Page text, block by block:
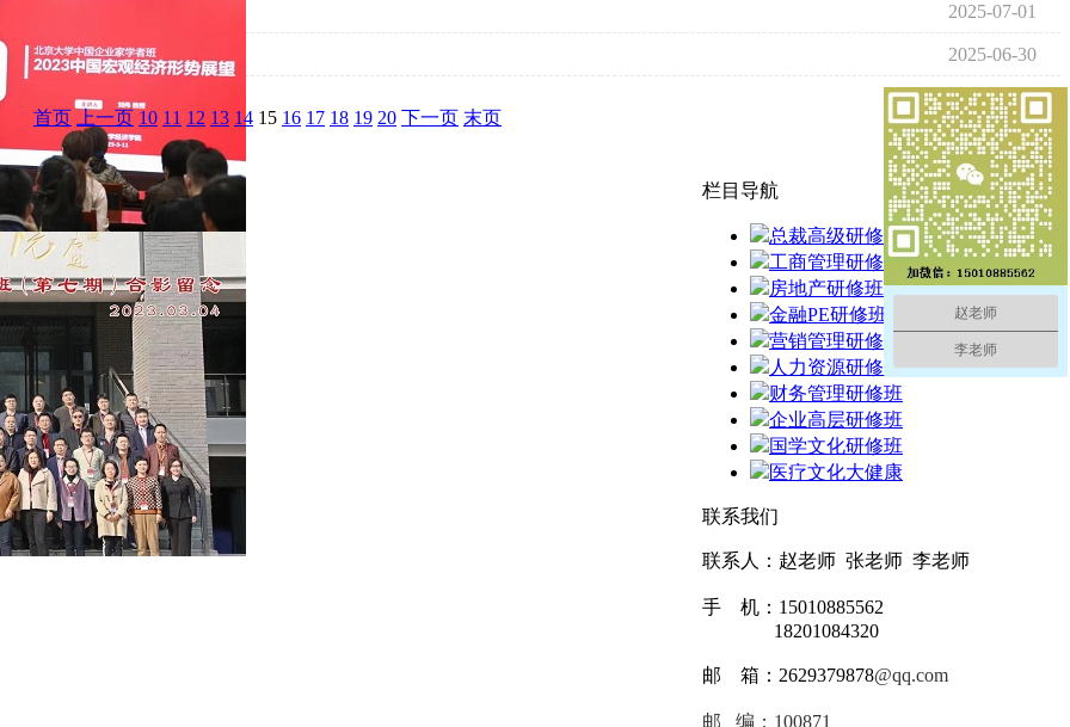
2025-07-01
2025-06-30
首页 上一页 10 11 12 13 14 15 16 17 18 19 20 下一页 末页
栏目导航
总裁高级研修班
工商管理研修班
房地产研修班
金融PE研修班
营销管理研修班
人力资源研修班
财务管理研修班
企业高层研修班
国学文化研修班
医疗文化大健康
联系我们
联系人：赵老师 张老师 李老师
手 机：15010885562
18201084320
邮 箱：2629379878@qq.com
邮 编：100871
赵老师
李老师